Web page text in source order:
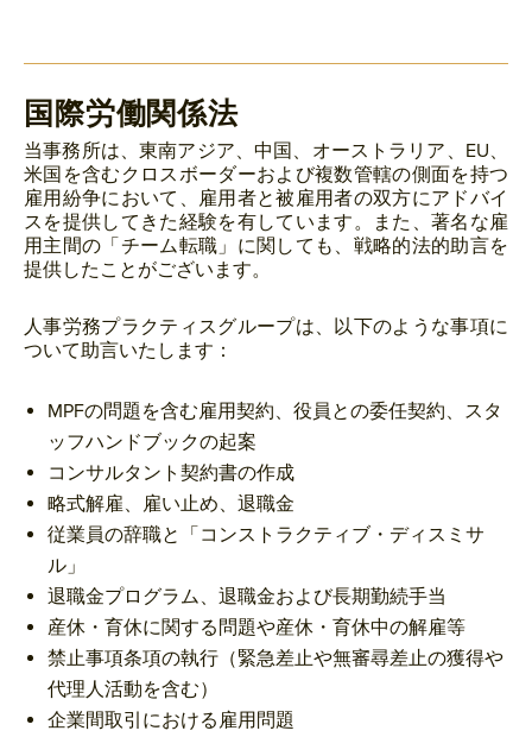
国際労働関係法
当事務所は、東南アジア、中国、オーストラリア、EU、
米国を含むクロスボーダーおよび複数管轄の側面を持つ
雇用紛争において、雇用者と被雇用者の双方にアドバイ
スを提供してきた経験を有しています。また、著名な雇
用主間の「チーム転職」に関しても、戦略的法的助言を
提供したことがございます。
人事労務プラクティスグループは、以下のような事項に
ついて助言いたします：
MPFの問題を含む雇用契約、役員との委任契約、スタ
ッフハンドブックの起案
コンサルタント契約書の作成
略式解雇、雇い止め、退職金
従業員の辞職と「コンストラクティブ・ディスミサ
ル」
退職金プログラム、退職金および長期勤続手当
産休・育休に関する問題や産休・育休中の解雇等
禁止事項条項の執行（緊急差止や無審尋差止の獲得や
代理人活動を含む）
企業間取引における雇用問題